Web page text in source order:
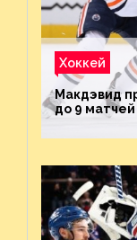
Хоккей
Макдэвид
до 9